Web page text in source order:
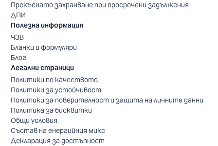
Прекъснато захранване при просрочени задължения
ДПИ
Полезна информация
ЧЗВ
Бланки и формуляри
Блог
Легални страници
Политики по качеството
Политики за устойчивост
Политики за поверителност и защита на личните данни
Политика за бисквитки
Общи условия
Състав на енергийния микс
Декларация за достъпност